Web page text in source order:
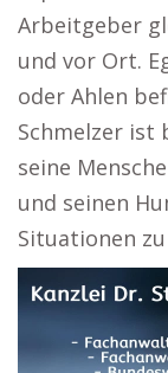
Arbeitgeber
und vor Ort.
oder Ahlen
Schmelzer ist
seine
und seinen
Situationen